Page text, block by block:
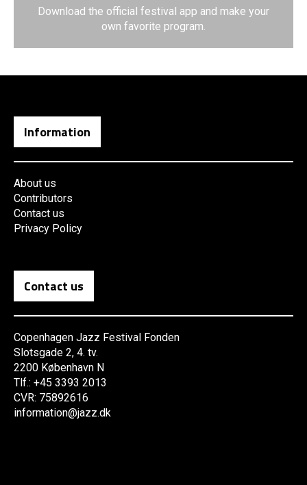
Download the official festival app and make your
own favorite program.
Information
About us
Contributors
Contact us
Privacy Policy
Contact us
Copenhagen Jazz Festival Fonden
Slotsgade 2, 4. tv.
2200 København N
Tlf.: +45 3393 2013
CVR: 75892616
information@jazz.dk